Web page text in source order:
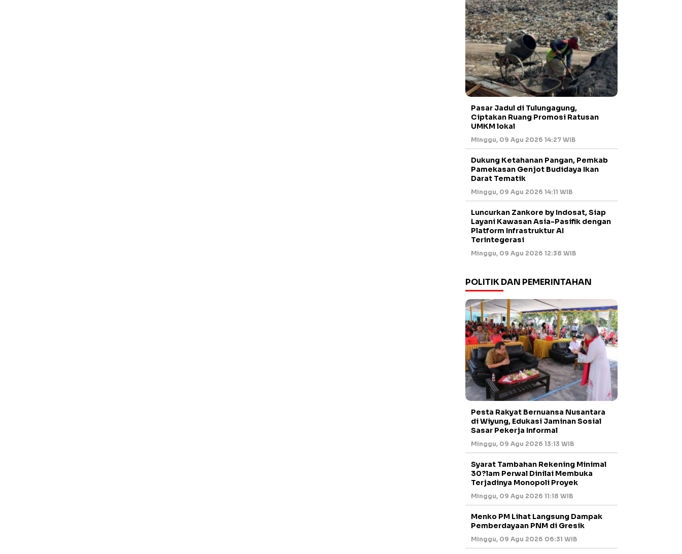
Pasar Jadul di Tulungagung,
Ciptakan Ruang Promosi Ratusan
UMKM lokal
Minggu, 09 Agu 2026 14:27 WIB
Dukung Ketahanan Pangan, Pemkab
Pamekasan Genjot Budidaya Ikan
Darat Tematik
Minggu, 09 Agu 2026 14:11 WIB
Luncurkan Zankore by Indosat, Siap
Layani Kawasan Asia-Pasifik dengan
Platform Infrastruktur AI
Terintegerasi
Minggu, 09 Agu 2026 12:38 WIB
POLITIK DAN PEMERINTAHAN
Pesta Rakyat Bernuansa Nusantara
di Wiyung, Edukasi Jaminan Sosial
Sasar Pekerja Informal
Minggu, 09 Agu 2026 13:13 WIB
Syarat Tambahan Rekening Minimal
30?lam Perwal Dinilai Membuka
Terjadinya Monopoli Proyek
Minggu, 09 Agu 2026 11:18 WIB
Menko PM Lihat Langsung Dampak
Pemberdayaan PNM di Gresik
Minggu, 09 Agu 2026 06:31 WIB